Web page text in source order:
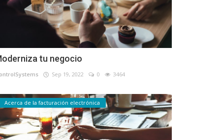
tu negocio
Sep 19, 2022 0 3464
Acerca de la facturación electrónica